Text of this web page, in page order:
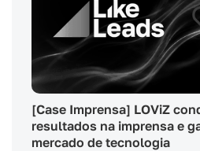
[Case Imprensa] LOViZ
resultados na imprensa e
mercado de tecnologia